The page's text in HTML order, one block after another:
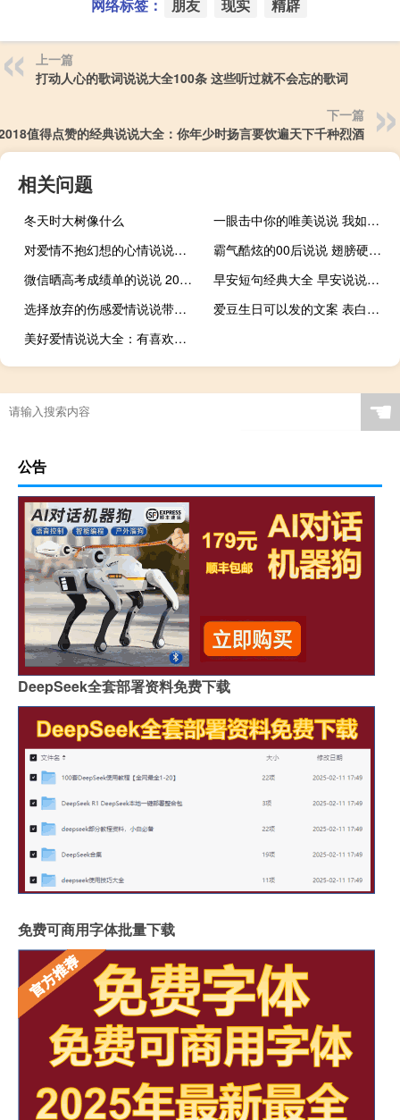
网络标签： 朋友 现实 精辟
上一篇
打动人心的歌词说说大全100条 这些听过就不会忘的歌词
下一篇
值得点赞的经典说说大全：你年少时扬言要饮遍天下千种烈酒
相关问题
冬天时大树像什么
一眼击中你的唯美说说 我如何能用短短一生来写尽你
对爱情不抱幻想的心情说说带图片 已经彻底看透爱情的说说大全
霸气酷炫的00后说说 翅膀硬了别忘了是谁给你的碧海蓝天
微信晒高考成绩单的说说 2019知道高考成绩发朋友圈的励志句子
早安短句经典大全 早安说说简单一句话
选择放弃的伤感爱情说说带图片 描述对爱情感到无奈的说说
爱豆生日可以发的文案 表白爱豆的生日说说
美好爱情说说大全：有喜欢的人真好，晴天适合见面，雨天适合想念
☚
公告
DeepSeek全套部署资料免费下载
免费可商用字体批量下载